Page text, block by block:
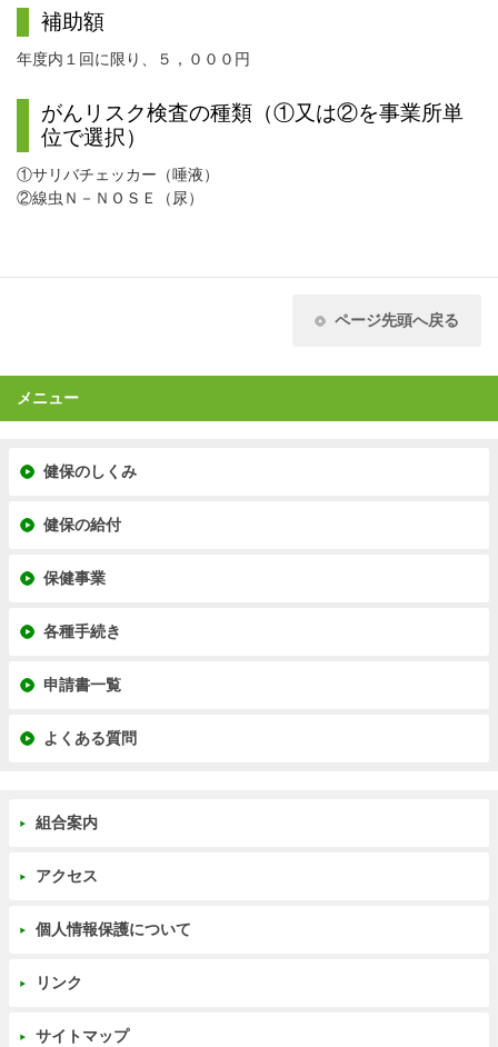
補助額
年度内１回に限り、５，０００円
がんリスク検査の種類（①又は②を事業所単
位で選択）
①サリバチェッカー（唾液）
②線虫Ｎ－ＮＯＳＥ（尿）
ページ先頭へ戻る
メニュー
健保のしくみ
健保の給付
保健事業
各種手続き
申請書一覧
よくある質問
組合案内
アクセス
個人情報保護について
リンク
サイトマップ